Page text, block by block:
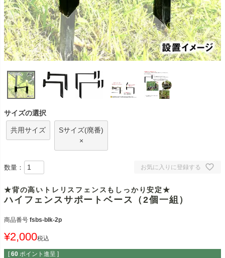
サイズの選択
共用サイズ
Sサイズ(廃番)
×
お気に入りに登録する
数量：
★背の高いトレリスフェンスもしっかり安定★
ハイフェンスサポートベース（2個一組）
商品番号 fsbs-blk-2p
¥2,000税込
[ 60 ポイント進呈 ]